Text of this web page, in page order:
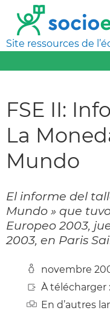
Site ressources de
FSE II:
La
Mundo
El informe del
Mundo » que
Europeo 2003,
2003, en Paris
novembre
À télécharger :
En d’autres